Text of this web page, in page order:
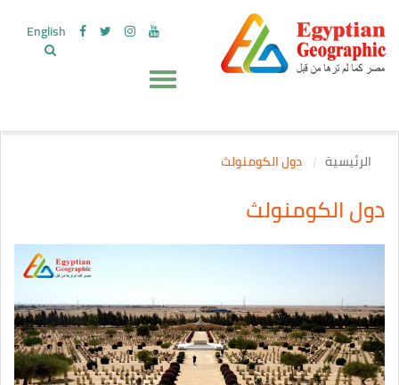
English
الرئيسية دول الكومنولث
دول الكومنولث